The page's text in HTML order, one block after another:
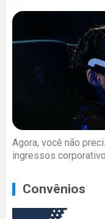
Agora, você não
ingressos
Convênios